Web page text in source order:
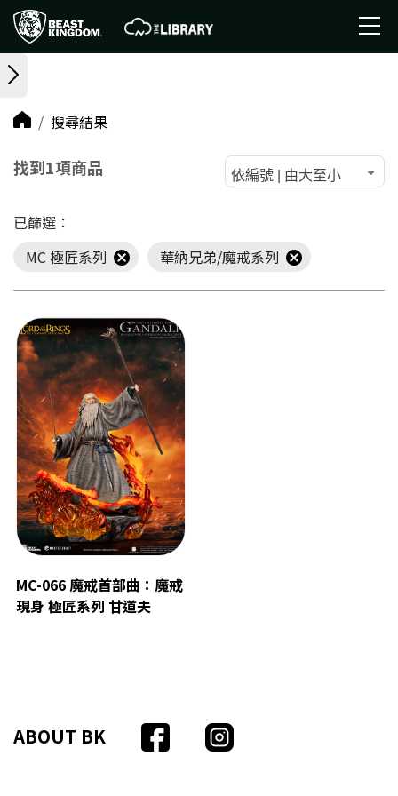
搜尋結果
找到1項商品 依編號 | 由大至小
已篩選：
MC 極匠系列
華納兄弟/魔戒系列
MC-066 魔戒首部曲：魔戒
現身 極匠系列 甘道夫
ABOUT BK